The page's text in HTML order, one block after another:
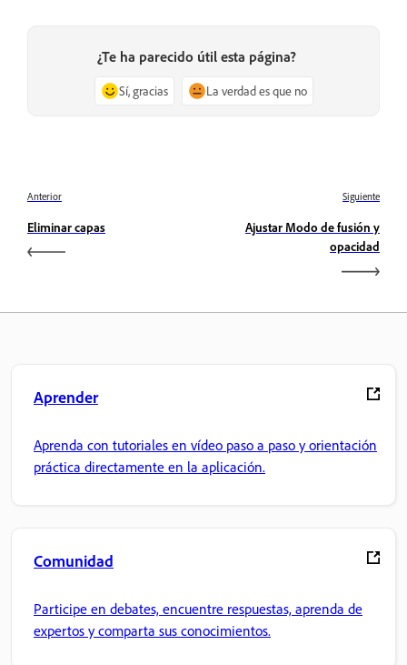
¿Te ha parecido útil esta página?
Sí, gracias La verdad es que no
Anterior
Eliminar capas
Siguiente
Ajustar Modo de fusión y
opacidad
Aprender
Aprenda con tutoriales en vídeo paso a paso y orientación
práctica directamente en la aplicación.
Comunidad
Participe en debates, encuentre respuestas, aprenda de
expertos y comparta sus conocimientos.